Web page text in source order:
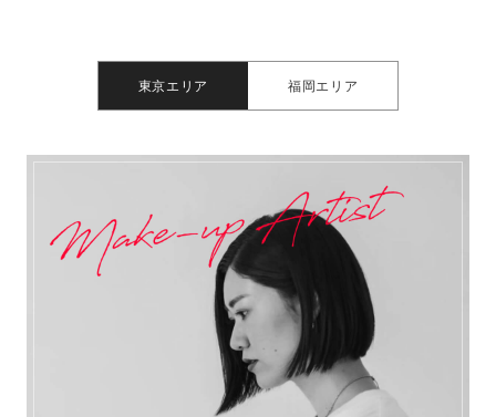
東京エリア 福岡エリア